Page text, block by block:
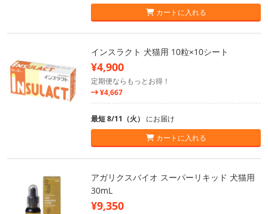
カートに入れる
インスラクト 犬猫用 10粒×10シート
¥4,900
定期便ならもっとお得！
¥4,667
最短 8/11（火） にお届け
カートに入れる
アガリクスバイオ スーパーリキッド 犬猫用
30mL
¥9,350